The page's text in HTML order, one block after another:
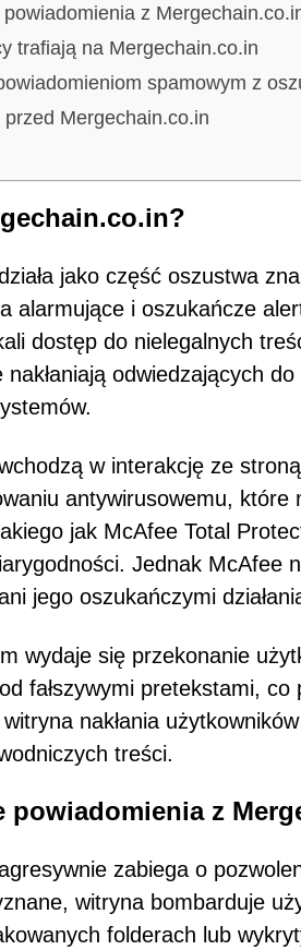
z
trafiają na Mergechain.co.in
spamowym z
Mergechain.co.in
jako część oszustwa
alarmujące i oszukańcze
dostęp do nielegalnych
odwiedzających
w interakcję ze
antywirusowemu,
jak McAfee Total
Jednak McAfee
jego oszukańczymi
wydaje się przekonanie
fałszywymi pretekstami,
nakłania
treści.
powiadomienia z
zabiega o
witryna bombarduje
folderach lub